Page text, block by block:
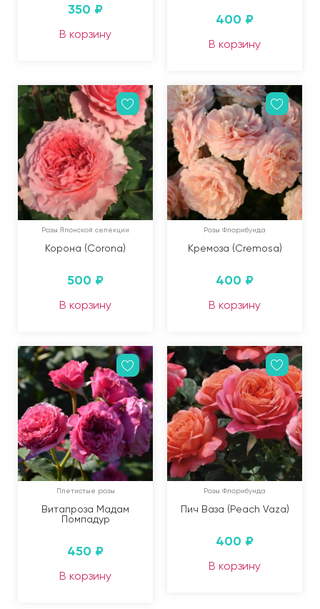
350 ₽
В корзину
400 ₽
В корзину
Розы Японской селекции
Корона (Corona)
500 ₽
В корзину
Розы Флорибунда
Кремоза (Cremosa)
400 ₽
В корзину
Плетистые розы
Витапроза Мадам
Помпадур
450 ₽
В корзину
Розы Флорибунда
Пич Ваза (Peach Vaza)
400 ₽
В корзину